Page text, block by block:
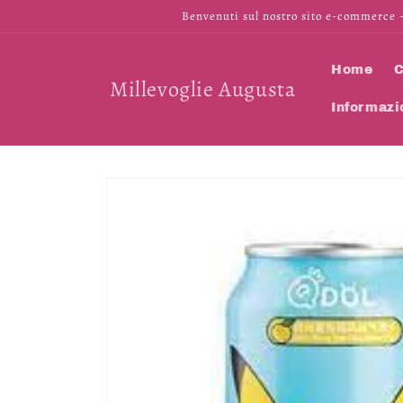
Benvenuti sul nostro sito e-commerce
Millevoglie Augusta
Home